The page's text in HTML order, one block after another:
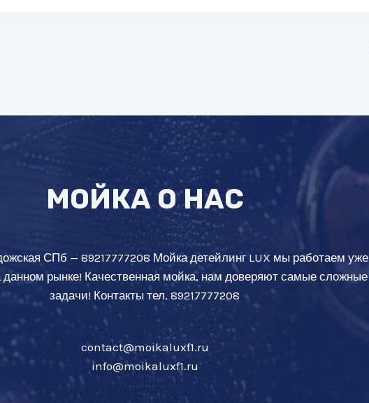
МОЙКА О НАС
СПб — 89217777208 Мойка детейлинг LUX мы работаем уже
данном рынке! Качественная мойка, нам доверяют самые сложные
задачи! Контакты тел. 89217777208
contact@moikaluxf1.ru
info@moikaluxf1.ru